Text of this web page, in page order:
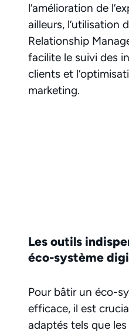
l’amélioration de
ailleurs, l’utilisation
Relationship
facilite le suivi des
clients et
marketing.
Les outils
éco-système
Pour bâtir un éco-
efficace, il est
adaptés tels que